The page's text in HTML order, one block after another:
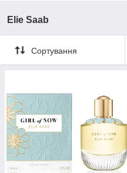
Elie Saab
Сортування